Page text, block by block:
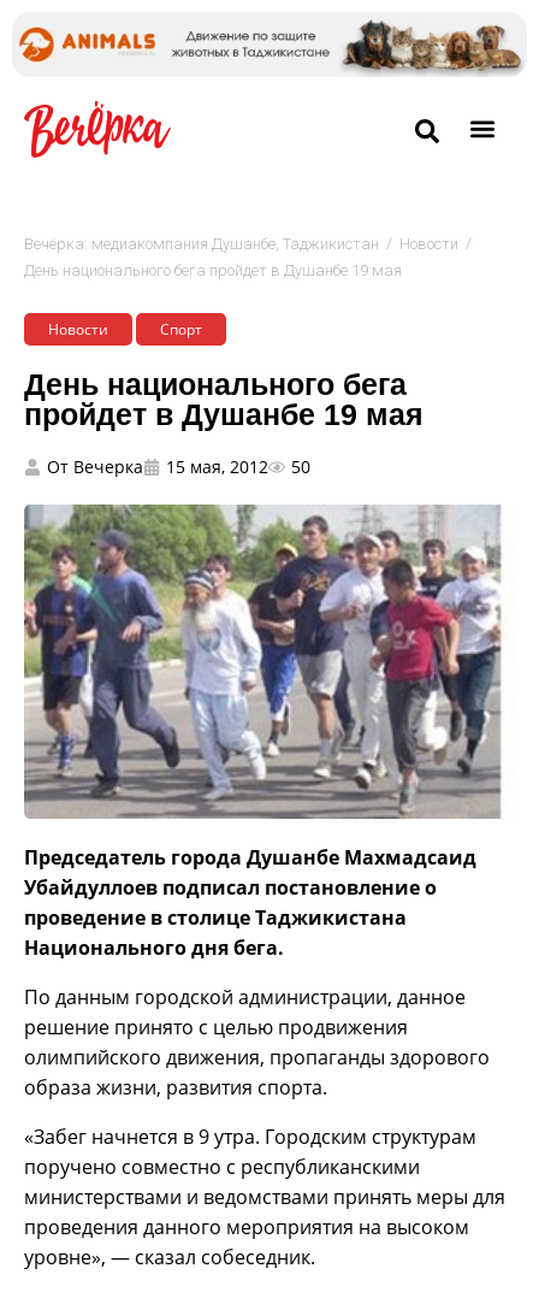
Вечёрка: медиакомпания Душанбе, Таджикистан / Новости /
День национального бега пройдет в Душанбе 19 мая
Новости Спорт
День национального бега
пройдет в Душанбе 19 мая
От Вечерка 15 мая, 2012 50
Председатель города Душанбе Махмадсаид
Убайдуллоев подписал постановление о
проведение в столице Таджикистана
Национального дня бега.
По данным городской администрации, данное
решение принято с целью продвижения
олимпийского движения, пропаганды здорового
образа жизни, развития спорта.
«Забег начнется в 9 утра. Городским структурам
поручено совместно с республиканскими
министерствами и ведомствами принять меры для
проведения данного мероприятия на высоком
уровне», — сказал собеседник.